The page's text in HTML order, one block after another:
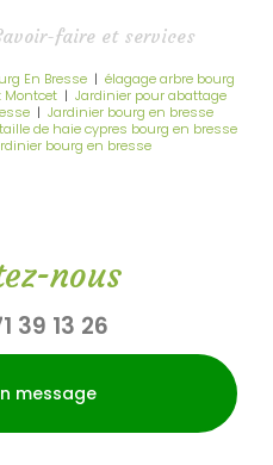
faire et services
En Bresse | élagage arbre bourg
Montcet | Jardinier pour abattage
| Jardinier bourg en bresse
taille de haie cypres bourg en bresse
bourg en bresse
nous
39 13 26
message